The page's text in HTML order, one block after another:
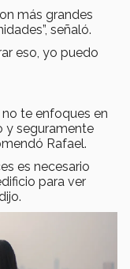
más grandes
señaló.
eso, yo puedo
te enfoques en
y seguramente
Rafael.
es necesario
para ver